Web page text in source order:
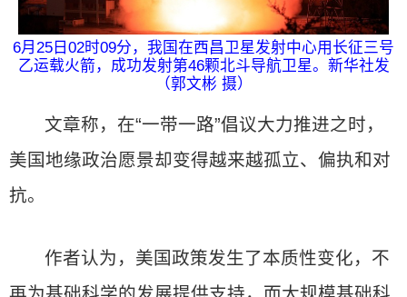
6月25日02时09分，我国在西昌卫星发射中心用长征三号
乙运载火箭，成功发射第46颗北斗导航卫星。新华社发
（郭文彬 摄）
文章称，在“一带一路”倡议大力推进之时，
美国地缘政治愿景却变得越来越孤立、偏执和对
抗。
作者认为，美国政策发生了本质性变化，不